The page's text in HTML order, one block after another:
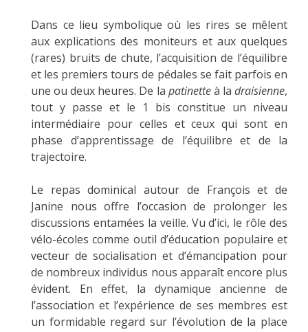
Dans ce lieu symbolique où les rires se mêlent
aux explications des moniteurs et aux quelques
(rares) bruits de chute, l’acquisition de l’équilibre
et les premiers tours de pédales se fait parfois en
une ou deux heures. De la patinetteà ladraisienne,
tout y passe et le 1 bis constitue un niveau
intermédiaire pour celles et ceux qui sont en
phase d’apprentissage de l’équilibre et de la
trajectoire.
Le repas dominical autour de François et de
Janine nous offre l’occasion de prolonger les
discussions entamées la veille. Vu d’ici, le rôle des
vélo-écoles comme outil d’éducation populaire et
vecteur de socialisation et d’émancipation pour
de nombreux individus nous apparaît encore plus
évident. En effet, la dynamique ancienne de
l’association et l’expérience de ses membres est
un formidable regard sur l’évolution de la place